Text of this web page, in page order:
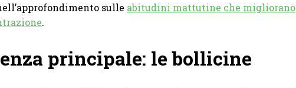
sulle abitudini mattutine che migliorano
.
principale: le bollicine